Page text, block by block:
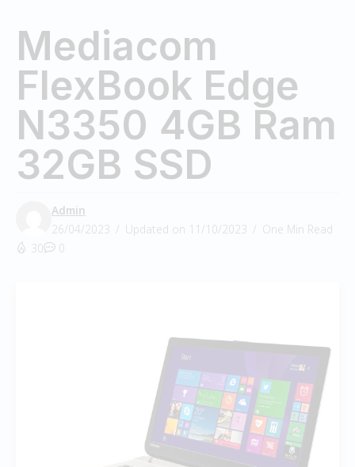
Mediacom
FlexBook Edge
N3350 4GB Ram
32GB SSD
Admin
26/04/2023
Updated on 11/10/2023
One Min Read
30
0